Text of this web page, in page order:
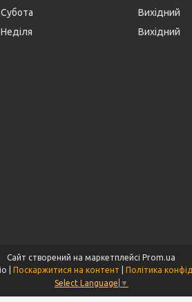
Субота
Вихідний
Неділя
Вихідний
Сайт створений на маркетплейсі Prom.ua
Поскаржитися на контент
Політика
Select Language ▼